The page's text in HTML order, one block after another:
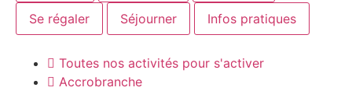
Se régaler Séjourner Infos pratiques
Toutes nos activités pour s'activer
Accrobranche